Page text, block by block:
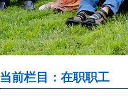
当前栏目：在职职工